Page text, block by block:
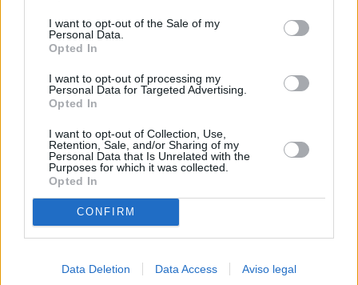
cualquier momento entrando de nuevo en este sitio web o
visitando nuestra política de privacidad.
I want to opt-out of the Sale of my
Personal Data.
Opted In
I want to opt-out of processing my
Personal Data for Targeted Advertising.
Opted In
I want to opt-out of Collection, Use,
Retention, Sale, and/or Sharing of my
Personal Data that Is Unrelated with the
Purposes for which it was collected.
Opted In
CONFIRM
Data Deletion Data Access Aviso legal